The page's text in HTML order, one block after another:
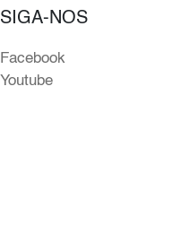
SIGA-NOS
Facebook
Youtube